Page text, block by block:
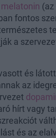
melatonin
fontos
a
és
az
hírt vagy
és az